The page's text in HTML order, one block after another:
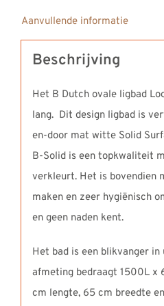
Aanvullende informatie
Beschrijving
Het B Dutch ovale ligbad
lang. Dit design ligbad is
en-door mat witte Solid
B-Solid is een topkwaliteit
verkleurt. Het is bovendien
maken en zeer hygiënisch
en geen naden kent.
Het bad is een blikvanger
afmeting bedraagt 1500L x
cm lengte, 65 cm breedte